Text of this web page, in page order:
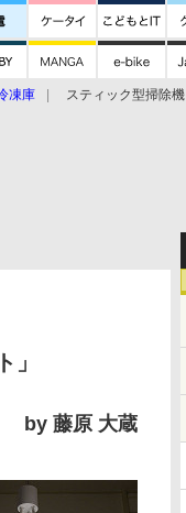
凍庫 スティック型掃除機
」
by 藤原 大蔵